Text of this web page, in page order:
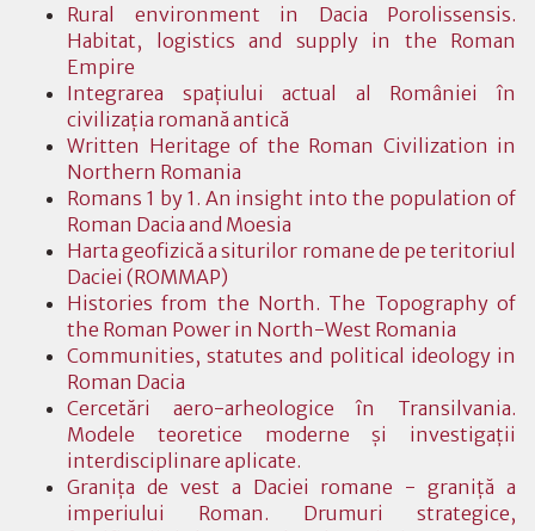
Rural environment in Dacia Porolissensis.
Habitat, logistics and supply in the Roman
Empire
Integrarea spaţiului actual al României în
civilizaţia romană antică
Written Heritage of the Roman Civilization in
Northern Romania
Romans 1 by 1. An insight into the population of
Roman Dacia and Moesia
Harta geofizică a siturilor romane de pe teritoriul
Daciei (ROMMAP)
Histories from the North. The Topography of
the Roman Power in North-West Romania
Communities, statutes and political ideology in
Roman Dacia
Cercetări aero-arheologice în Transilvania.
Modele teoretice moderne şi investigaţii
interdisciplinare aplicate.
Graniţa de vest a Daciei romane - graniţă a
imperiului Roman. Drumuri strategice,